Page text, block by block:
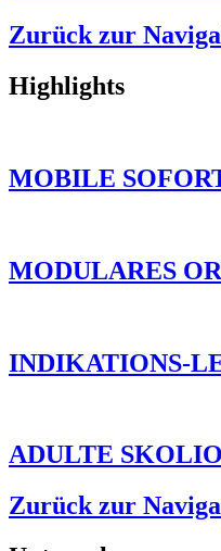
Zurück zur
Highlights
MOBILE
MODULARES
INDIKATIONS-
ADULTE
Zurück zur